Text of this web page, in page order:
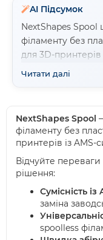
AI Підсумок
NextShapes Spool
філаменту без
для 3D-
Котушка
термостійкістю
забезпечує
55 мм, загальна
економію коштів
використанню та
пластикових
користувачів,
Читати далі
NextShapes Spool
філаменту без
принтерів із AMS-
Відчуйте
рішення:
Сумісність із
заміна
spoolless